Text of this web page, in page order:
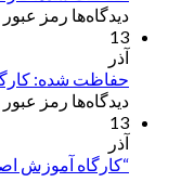
دیدگاه‌ها رمز عبور
13
آذر
حفاظت شده:
دیدگاه‌ها رمز عبور
13
آذر
“کارگاه آموزش